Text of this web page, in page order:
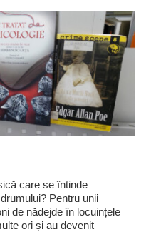
care se întinde
Pentru unii
de nădejde în locuințele
ori și au devenit